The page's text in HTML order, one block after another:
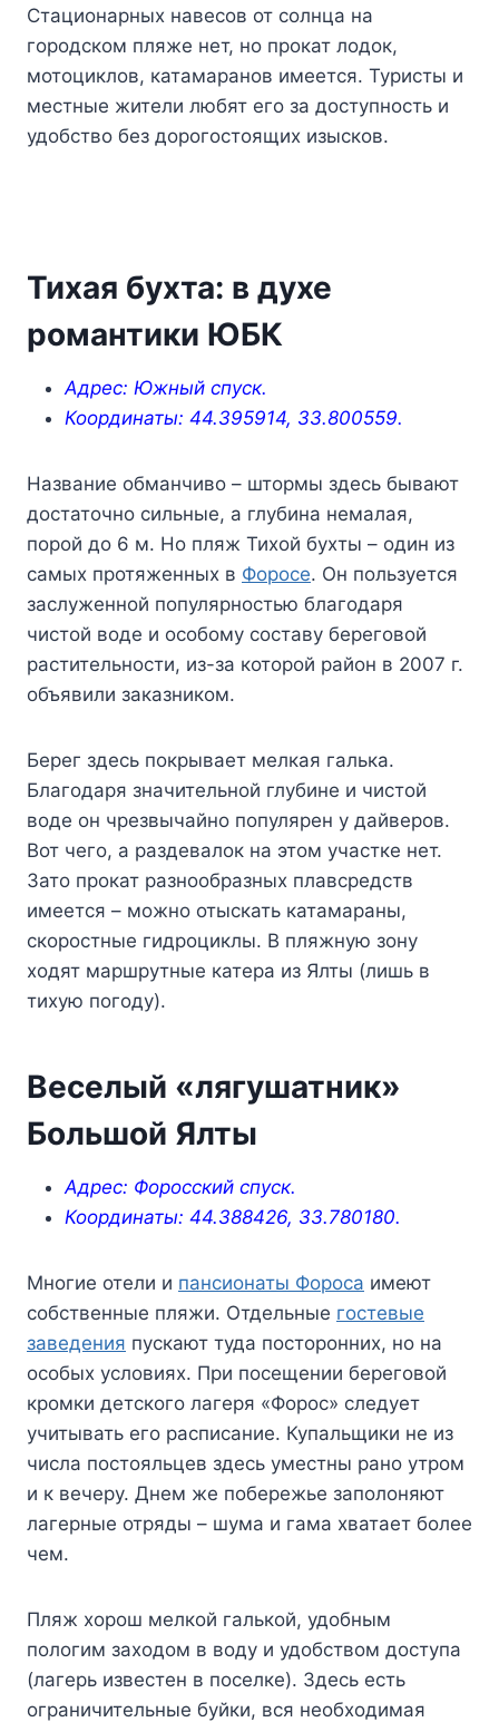
Стационарных навесов от солнца на
городском пляже нет, но прокат лодок,
мотоциклов, катамаранов имеется. Туристы и
местные жители любят его за доступность и
удобство без дорогостоящих изысков.
Тихая бухта: в духе
романтики ЮБК
Адрес: Южный спуск.
Координаты: 44.395914, 33.800559.
Название обманчиво – штормы здесь бывают
достаточно сильные, а глубина немалая,
порой до 6 м. Но пляж Тихой бухты – один из
самых протяженных в Форосе. Он пользуется
заслуженной популярностью благодаря
чистой воде и особому составу береговой
растительности, из-за которой район в 2007 г.
объявили заказником.
Берег здесь покрывает мелкая галька.
Благодаря значительной глубине и чистой
воде он чрезвычайно популярен у дайверов.
Вот чего, а раздевалок на этом участке нет.
Зато прокат разнообразных плавсредств
имеется – можно отыскать катамараны,
скоростные гидроциклы. В пляжную зону
ходят маршрутные катера из Ялты (лишь в
тихую погоду).
Веселый «лягушатник»
Большой Ялты
Адрес: Форосский спуск.
Координаты: 44.388426, 33.780180.
Многие отели и пансионаты Фороса имеют
собственные пляжи. Отдельные гостевые
заведения пускают туда посторонних, но на
особых условиях. При посещении береговой
кромки детского лагеря «Форос» следует
учитывать его расписание. Купальщики не из
числа постояльцев здесь уместны рано утром
и к вечеру. Днем же побережье заполоняют
лагерные отряды – шума и гама хватает более
чем.
Пляж хорош мелкой галькой, удобным
пологим заходом в воду и удобством доступа
(лагерь известен в поселке). Здесь есть
ограничительные буйки, вся необходимая